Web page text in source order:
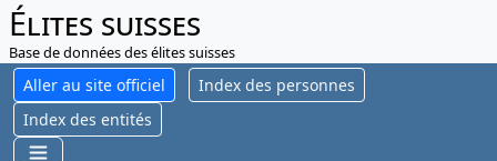
Élites suisses
Base de données des élites suisses
Aller au site officiel
Index des personnes
Index des entités